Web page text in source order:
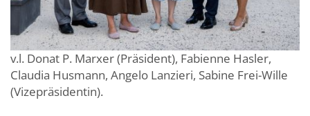
v.l. Donat P. Marxer (Präsident), Fabienne Hasler,
Claudia Husmann, Angelo Lanzieri, Sabine Frei-Wille
(Vizepräsidentin).